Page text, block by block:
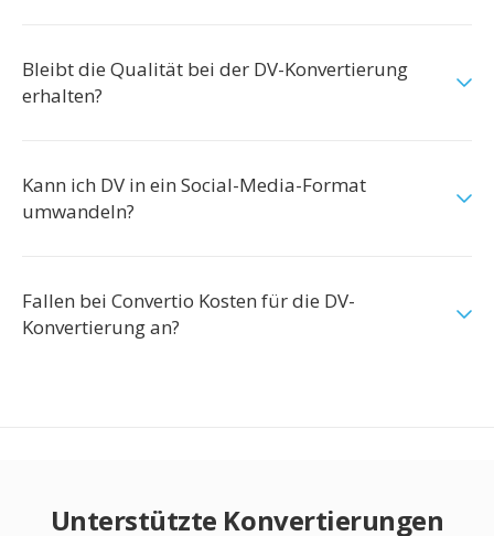
Bleibt die Qualität bei der DV-Konvertierung
erhalten?
Kann ich DV in ein Social-Media-Format
umwandeln?
Fallen bei Convertio Kosten für die DV-
Konvertierung an?
Unterstützte Konvertierungen